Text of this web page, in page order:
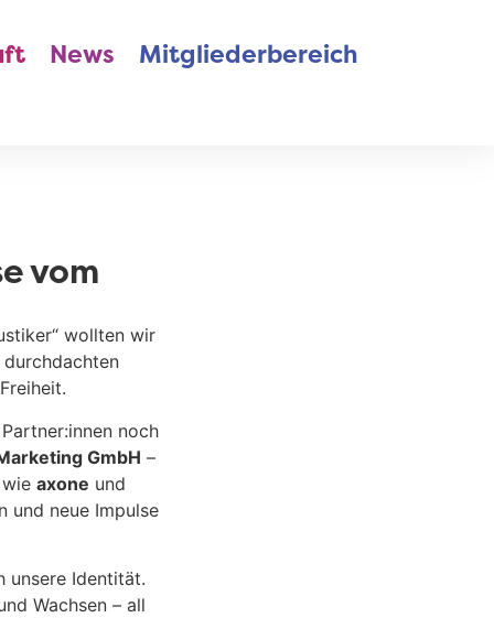
News Mitgliederbereich
vom
wollten wir
noch
GmbH –
axone und
und neue Impulse
unsere Identität.
Wachsen – all